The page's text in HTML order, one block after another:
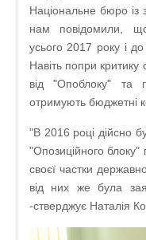
Національне бюро із
нам повідомили,
усього 2017 року і
Навіть попри
від "Опоблоку" та
отримують бюджетні
"В 2016 році дійсно
"Опозиційного
своєї частки
від них же була
-стверджує Наталія